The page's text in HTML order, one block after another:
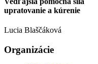
upratovanie a kúrenie
Lucia Blaščáková
Organizácie